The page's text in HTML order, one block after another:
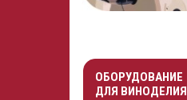
ОБОРУДОВАНИЕ
ДЛЯ ВИНОДЕЛИЯ